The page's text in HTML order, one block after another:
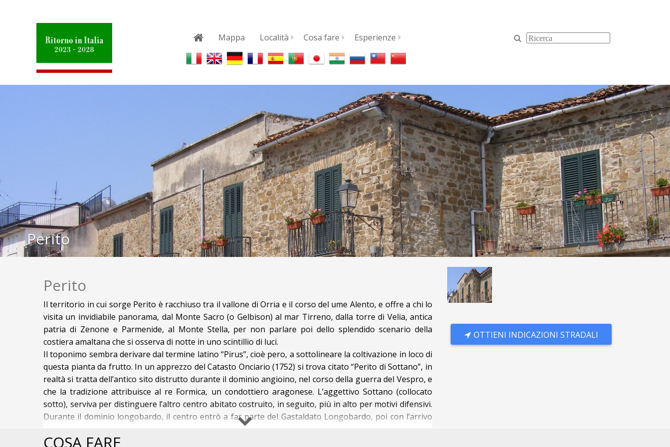
Mappa Località Cosa fare Esperienze
Perito
Perito
Il territorio in cui sorge Perito è racchiuso tra il vallone di Orria e il corso del fiume Alento, e offre a chi lo
visita un invidiabile panorama, dal Monte Sacro (o Gelbison) al mar Tirreno, dalla torre di Velia, antica
patria di Zenone e Parmenide, al Monte Stella, per non parlare poi dello splendido scenario della
costiera amalfitana che si osserva di notte in uno scintillio di luci.
Il toponimo sembra derivare dal termine latino “Pirus”, cioè pero, a sottolineare la coltivazione in loco di
questa pianta da frutto. In un apprezzo del Catasto Onciario (1752) si trova citato “Perito di Sottano”, in
realtà si tratta dell’antico sito distrutto durante il dominio angioino, nel corso della guerra del Vespro, e
che la tradizione attribuisce al re Formica, un condottiero aragonese. L’aggettivo Sottano (collocato
sotto), serviva per distinguere l’altro centro abitato costruito, in seguito, più in alto per motivi difensivi.
Durante il dominio longobardo, il centro entrò a far parte del Gastaldato Longobardo, poi con l’arrivo
degli Aragonesi il Re Ferrante cedette per 3.000 ducati Perito, (insieme a Novi, Gioi, Magliano, Cuccaro e
altri casali), a Berengario Carafa, costituendo pertanto lo Stato di Gioi. Ed è proprio da un apprezzo
OTTIENI INDICAZIONI STRADALI
ALCUNE IDEE A PERITO
COSA FARE